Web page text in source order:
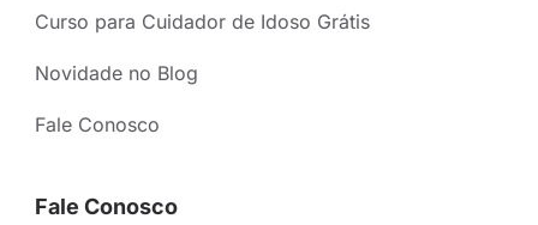
Curso para Cuidador de Idoso Grátis
Novidade no Blog
Fale Conosco
Fale Conosco